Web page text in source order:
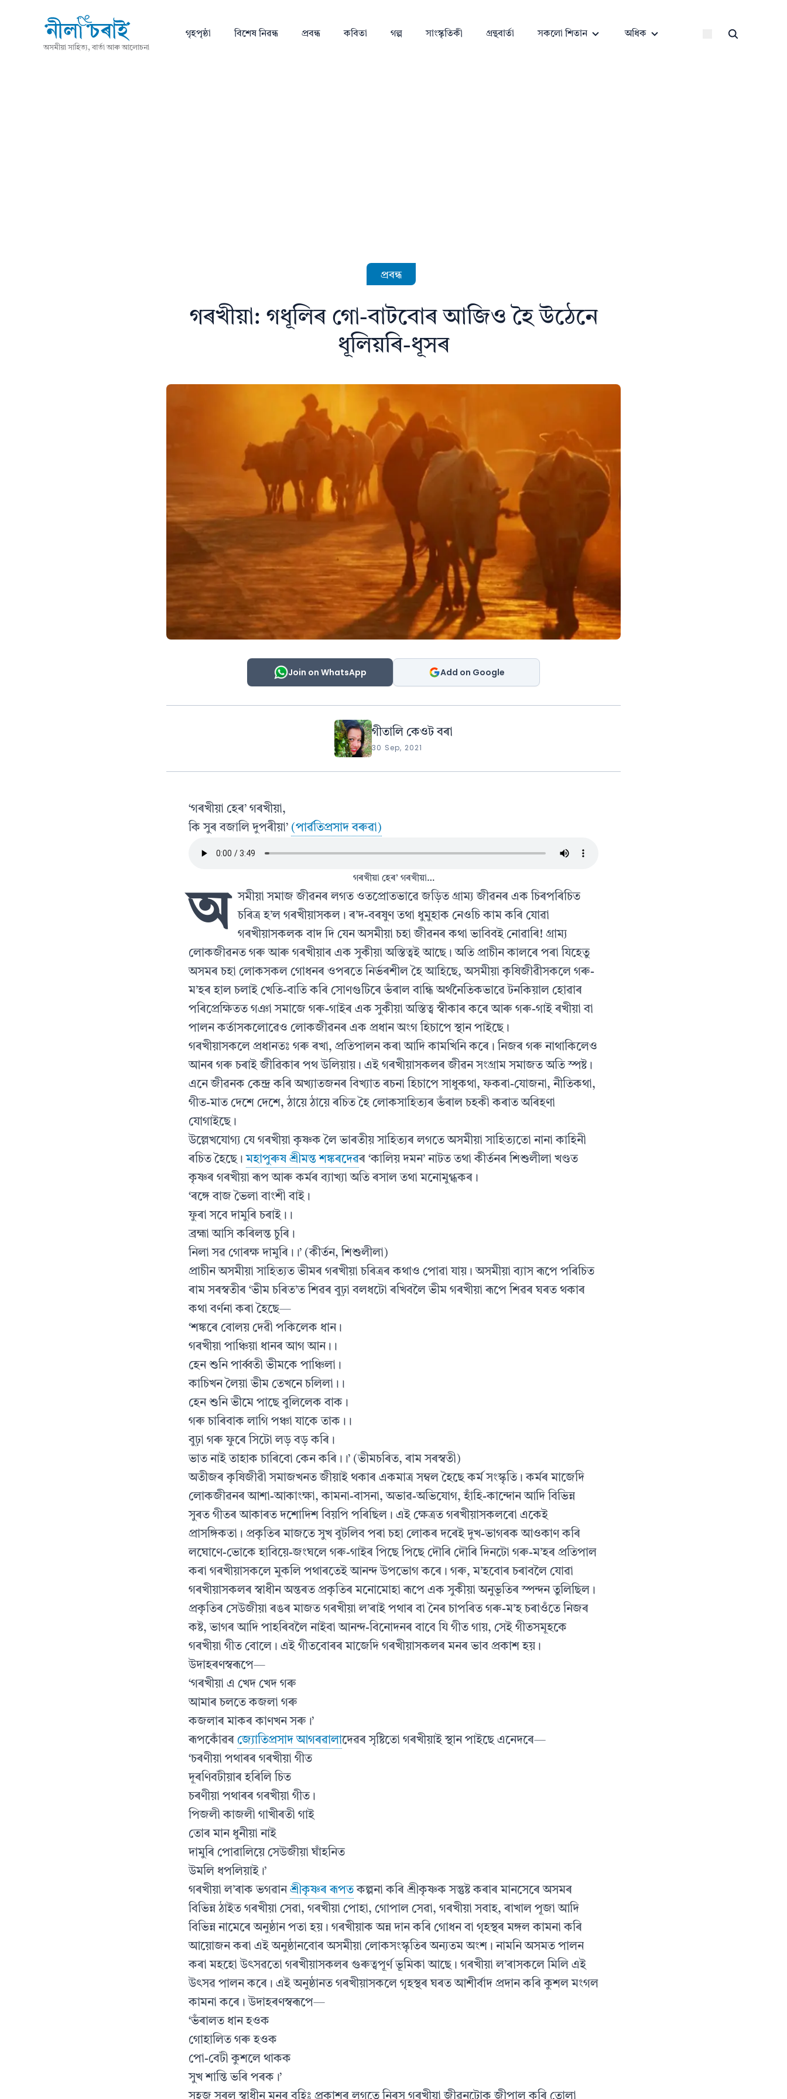
অসমীয়া সাহিত্য, বাৰ্তা আৰু আলোচনা
গৃহপৃষ্ঠা বিশেষ নিৱন্ধ প্ৰবন্ধ কবিতা গল্প সাংস্কৃতিকী গ্ৰন্থবাৰ্তা সকলো শিতান অধিক
প্ৰবন্ধ
গৰখীয়া: গধূলিৰ গো-বাটবোৰ আজিও হৈ উঠেনে
ধূলিয়ৰি-ধূসৰ
Join on WhatsApp Add on Google
গীতালি কেওট বৰা
30 Sep, 2021
‘গৰখীয়া হেৰ’ গৰখীয়া,
কি সুৰ বজালি দুপৰীয়া’ (পাৰ্ৱতিপ্ৰসাদ বৰুৱা)
গৰখীয়া হেৰ’ গৰখীয়া…
অ
সমীয়া সমাজ জীৱনৰ লগত ওতপ্ৰোতভাৱে জড়িত গ্ৰাম্য জীৱনৰ এক চিৰপৰিচিত
চৰিত্ৰ হ’ল গৰখীয়াসকল। ৰ’দ-বৰষুণ তথা ধুমুহাক নেওচি কাম কৰি যোৱা
গৰখীয়াসকলক বাদ দি যেন অসমীয়া চহা জীৱনৰ কথা ভাবিবই নোৱাৰি! গ্ৰাম্য
লোকজীৱনত গৰু আৰু গৰখীয়াৰ এক সুকীয়া অস্তিত্বই আছে। অতি প্ৰাচীন কালৰে পৰা যিহেতু
অসমৰ চহা লোকসকল গোধনৰ ওপৰতে নিৰ্ভৰশীল হৈ আহিছে, অসমীয়া কৃষিজীৱীসকলে গৰু-
ম’হৰ হাল চলাই খেতি-বাতি কৰি সোণগুটিৰে ভঁৰাল বান্ধি অৰ্থনৈতিকভাৱে টনকিয়াল হোৱাৰ
পৰিপ্ৰেক্ষিতত গঞা সমাজে গৰু-গাইৰ এক সুকীয়া অস্তিত্ব স্বীকাৰ কৰে আৰু গৰু-গাই ৰখীয়া বা
পালন কৰ্তাসকলোৱেও লোকজীৱনৰ এক প্ৰধান অংগ হিচাপে স্থান পাইছে।
গৰখীয়াসকলে প্ৰধানতঃ গৰু ৰখা, প্ৰতিপালন কৰা আদি কামখিনি কৰে। নিজৰ গৰু নাথাকিলেও
আনৰ গৰু চৰাই জীৱিকাৰ পথ উলিয়ায়। এই গৰখীয়াসকলৰ জীৱন সংগ্ৰাম সমাজত অতি স্পষ্ট।
এনে জীৱনক কেন্দ্ৰ কৰি অখ্যাতজনৰ বিখ্যাত ৰচনা হিচাপে সাধুকথা, ফকৰা-যোজনা, নীতিকথা,
গীত-মাত দেশে দেশে, ঠায়ে ঠায়ে ৰচিত হৈ লোকসাহিত্যৰ ভঁৰাল চহকী কৰাত অৰিহণা
যোগাইছে।
উল্লেখযোগ্য যে গৰখীয়া কৃষ্ণক লৈ ভাৰতীয় সাহিত্যৰ লগতে অসমীয়া সাহিত্যতো নানা কাহিনী
ৰচিত হৈছে। মহাপুৰুষ শ্ৰীমন্ত শঙ্কৰদেৱৰ ‘কালিয় দমন’ নাটত তথা কীৰ্তনৰ শিশুলীলা খণ্ডত
কৃষ্ণৰ গৰখীয়া ৰূপ আৰু কৰ্মৰ ব্যাখ্যা অতি ৰসাল তথা মনোমুগ্ধকৰ।
‘ৰঙ্গে বাজ ভৈলা বাংশী বাই।
ফুৰা সবে দামুৰি চৰাই।।
ব্ৰহ্মা আসি কৰিলন্ত চুৰি।
নিলা সৱ গোৰক্ষ দামুৰি।।’ (কীৰ্তন, শিশুলীলা)
প্ৰাচীন অসমীয়া সাহিত্যত ভীমৰ গৰখীয়া চৰিত্ৰৰ কথাও পোৱা যায়। অসমীয়া ব্যাস ৰূপে পৰিচিত
ৰাম সৰস্বতীৰ ‘ভীম চৰিত’ত শিৱৰ বুঢ়া বলধটো ৰখিবলৈ ভীম গৰখীয়া ৰূপে শিৱৰ ঘৰত থকাৰ
কথা বৰ্ণনা কৰা হৈছে—
‘শঙ্কৰে বোলয় দেৱী পকিলেক ধান।
গৰখীয়া পাঞ্চিয়া ধানৰ আগ আন।।
হেন শুনি পাৰ্ব্বতী ভীমকে পাঞ্চিলা।
কাচিখন লৈয়া ভীম তেখনে চলিলা।।
হেন শুনি ভীমে পাছে বুলিলেক বাক।
গৰু চাৰিবাক লাগি পঞ্চা যাকে তাক।।
বুঢ়া গৰু ফুৰে সিটো লড় বড় কৰি।
ভাত নাই তাহাক চাৰিবো কেন কৰি।।’ (ভীমচৰিত, ৰাম সৰস্বতী)
অতীজৰ কৃষিজীৱী সমাজখনত জীয়াই থকাৰ একমাত্ৰ সম্বল হৈছে কৰ্ম সংস্কৃতি। কৰ্মৰ মাজেদি
লোকজীৱনৰ আশা-আকাংক্ষা, কামনা-বাসনা, অভাৱ-অভিযোগ, হাঁহি-কান্দোন আদি বিভিন্ন
সুৰত গীতৰ আকাৰত দশোদিশ বিয়পি পৰিছিল। এই ক্ষেত্ৰত গৰখীয়াসকলৰো একেই
প্ৰাসঙ্গিকতা। প্ৰকৃতিৰ মাজতে সুখ বুটলিব পৰা চহা লোকৰ দৰেই দুখ-ভাগৰক আওকাণ কৰি
লঘোণে-ভোকে হাবিয়ে-জংঘলে গৰু-গাইৰ পিছে পিছে দৌৰি দৌৰি দিনটো গৰু-ম’হৰ প্ৰতিপাল
কৰা গৰখীয়াসকলে মুকলি পথাৰতেই আনন্দ উপভোগ কৰে। গৰু, ম’হবোৰ চৰাবলৈ যোৱা
গৰখীয়াসকলৰ স্বাধীন অন্তৰত প্ৰকৃতিৰ মনোমোহা ৰূপে এক সুকীয়া অনুভূতিৰ স্পন্দন তুলিছিল।
প্ৰকৃতিৰ সেউজীয়া ৰঙৰ মাজত গৰখীয়া ল’ৰাই পথাৰ বা নৈৰ চাপৰিত গৰু-ম’হ চৰাওঁতে নিজৰ
কষ্ট, ভাগৰ আদি পাহৰিবলৈ নাইবা আনন্দ-বিনোদনৰ বাবে যি গীত গায়, সেই গীতসমূহকে
গৰখীয়া গীত বোলে। এই গীতবোৰৰ মাজেদি গৰখীয়াসকলৰ মনৰ ভাব প্ৰকাশ হয়।
উদাহৰণস্বৰূপে—
‘গৰখীয়া এ খেদ খেদ গৰু
আমাৰ চলতে কজলা গৰু
কজলাৰ মাকৰ কাণখন সৰু।’
ৰূপকোঁৱৰ জ্যোতিপ্ৰসাদ আগৰৱালাদেৱৰ সৃষ্টিতো গৰখীয়াই স্থান পাইছে এনেদৰে—
‘চৰণীয়া পথাৰৰ গৰখীয়া গীত
দূৰণিবটীয়াৰ হৰিলি চিত
চৰণীয়া পথাৰৰ গৰখীয়া গীত।
পিজলী কাজলী গাখীৰতী গাই
তোৰ মান ধুনীয়া নাই
দামুৰি পোৱালিয়ে সেউজীয়া ঘাঁহনিত
উমলি ধপলিয়াই।’
গৰখীয়া ল’ৰাক ভগৱান শ্ৰীকৃষ্ণৰ ৰূপতকল্পনা কৰি শ্ৰীকৃষ্ণক সন্তুষ্ট কৰাৰ মানসেৰে অসমৰ
বিভিন্ন ঠাইত গৰখীয়া সেৱা, গৰখীয়া পোহা, গোপাল সেৱা, গৰখীয়া সবাহ, ৰাখাল পূজা আদি
বিভিন্ন নামেৰে অনুষ্ঠান পতা হয়। গৰখীয়াক অন্ন দান কৰি গোধন বা গৃহস্থৰ মঙ্গল কামনা কৰি
আয়োজন কৰা এই অনুষ্ঠানবোৰ অসমীয়া লোকসংস্কৃতিৰ অন্যতম অংশ। নামনি অসমত পালন
কৰা মহহো উৎসৱতো গৰখীয়াসকলৰ গুৰুত্বপূৰ্ণ ভূমিকা আছে। গৰখীয়া ল’ৰাসকলে মিলি এই
উৎসৱ পালন কৰে। এই অনুষ্ঠানত গৰখীয়াসকলে গৃহস্থৰ ঘৰত আশীৰ্বাদ প্ৰদান কৰি কুশল মংগল
কামনা কৰে। উদাহৰণস্বৰূপে—
‘ভঁৰালত ধান হওক
গোহালিত গৰু হওক
পো-বেটী কুশলে থাকক
সুখ শান্তি ভৰি পৰক।’